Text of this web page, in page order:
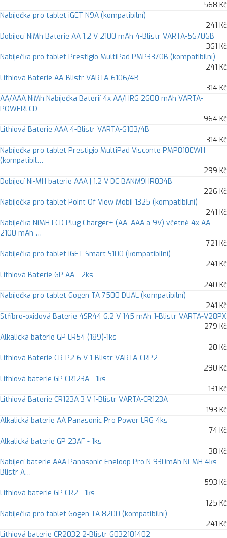
568 Kč
Nabíječka pro tablet iGET N9A (kompatibilní)
241 Kč
Dobíjecí NiMh Baterie AA 1.2 V 2100 mAh 4-Blistr VARTA-56706B
361 Kč
Nabíječka pro tablet Prestigio MultiPad PMP3370B (kompatibilní)
241 Kč
Lithiová Baterie AA-Blistr VARTA-6106/4B
314 Kč
AA/AAA NiMh Nabíječka Baterií 4x AA/HR6 2600 mAh VARTA-
POWERLCD
964 Kč
Lithiová Baterie AAA 4-Blistr VARTA-6103/4B
314 Kč
Nabíječka pro tablet Prestigio MultiPad Visconte PMP810EWH
(kompatibil…
299 Kč
Dobíjecí Ni-MH baterie AAA | 1.2 V DC BANM9HR034B
226 Kč
Nabíječka pro tablet Point Of View Mobii 1325 (kompatibilní)
241 Kč
Nabíječka NiMH LCD Plug Charger+ (AA, AAA a 9V) včetně 4x AA
2100 mAh …
721 Kč
Nabíječka pro tablet iGET Smart S100 (kompatibilní)
241 Kč
Lithiová Baterie GP AA - 2ks
240 Kč
Nabíječka pro tablet Gogen TA 7500 DUAL (kompatibilní)
241 Kč
Stříbro-oxidová Baterie 4SR44 6.2 V 145 mAh 1-Blistr VARTA-V28PX
279 Kč
Alkalická baterie GP LR54 (189)-1ks
20 Kč
Lithiová Baterie CR-P2 6 V 1-Blistr VARTA-CRP2
290 Kč
Lithiová baterie GP CR123A - 1ks
131 Kč
Lithiová Baterie CR123A 3 V 1-Blistr VARTA-CR123A
193 Kč
Alkalická baterie AA Panasonic Pro Power LR6 4ks
74 Kč
Alkalická baterie GP 23AF - 1ks
38 Kč
Nabíjecí baterie AAA Panasonic Eneloop Pro N 930mAh Ni-MH 4ks
Blistr A…
593 Kč
Lithiová baterie GP CR2 - 1ks
125 Kč
Nabíječka pro tablet Gogen TA 8200 (kompatibilní)
241 Kč
Lithiová baterie CR2032 2-Blistr 6032101402